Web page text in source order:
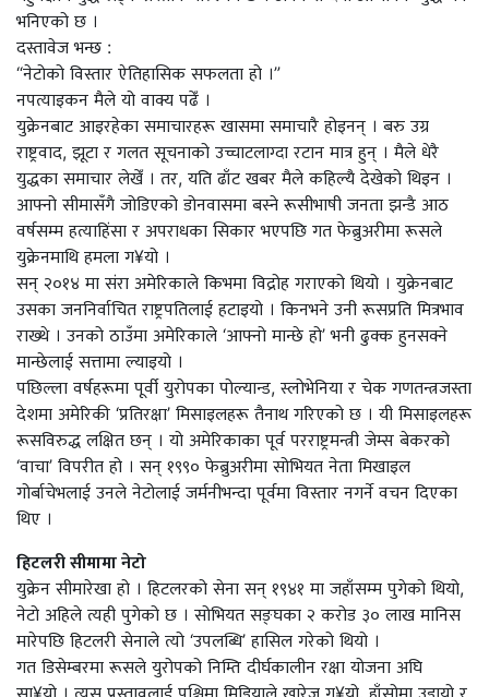
भनिएको छ ।
दस्तावेज भन्छ :
“नेटोको विस्तार ऐतिहासिक सफलता हो ।”
नपत्याइकन मैले यो वाक्य पढेँ ।
युक्रेनबाट आइरहेका समाचारहरू खासमा समाचारै होइनन् । बरु उग्र
राष्ट्रवाद, झूटा र गलत सूचनाको उच्चाटलाग्दा रटान मात्र हुन् । मैले धेरै
युद्धका समाचार लेखेँ । तर, यति ढाँट खबर मैले कहिल्यै देखेको थिइन ।
आफ्नो सीमासँगै जोडिएको डोनवासमा बस्ने रूसीभाषी जनता झन्डै आठ
वर्षसम्म हत्याहिंसा र अपराधका सिकार भएपछि गत फेब्रुअरीमा रूसले
युक्रेनमाथि हमला ग¥यो ।
सन् २०१४ मा संरा अमेरिकाले किभमा विद्रोह गराएको थियो । युक्रेनबाट
उसका जननिर्वाचित राष्ट्रपतिलाई हटाइयो । किनभने उनी रूसप्रति मित्रभाव
राख्थे । उनको ठाउँमा अमेरिकाले ‘आफ्नो मान्छे हो’ भनी ढुक्क हुनसक्ने
मान्छेलाई सत्तामा ल्याइयो ।
पछिल्ला वर्षहरूमा पूर्वी युरोपका पोल्यान्ड, स्लोभेनिया र चेक गणतन्त्रजस्ता
देशमा अमेरिकी ‘प्रतिरक्षा’ मिसाइलहरू तैनाथ गरिएको छ । यी मिसाइलहरू
रूसविरुद्ध लक्षित छन् । यो अमेरिकाका पूर्व परराष्ट्रमन्त्री जेम्स बेकरको
‘वाचा’ विपरीत हो । सन् १९९० फेब्रुअरीमा सोभियत नेता मिखाइल
गोर्बाचेभलाई उनले नेटोलाई जर्मनीभन्दा पूर्वमा विस्तार नगर्ने वचन दिएका
थिए ।
हिटलरी सीमामा नेटो
युक्रेन सीमारेखा हो । हिटलरको सेना सन् १९४१ मा जहाँसम्म पुगेको थियो,
नेटो अहिले त्यही पुगेको छ । सोभियत सङ्घका २ करोड ३० लाख मानिस
मारेपछि हिटलरी सेनाले त्यो ‘उपलब्धि’ हासिल गरेको थियो ।
गत डिसेम्बरमा रूसले युरोपको निम्ति दीर्घकालीन रक्षा योजना अघि